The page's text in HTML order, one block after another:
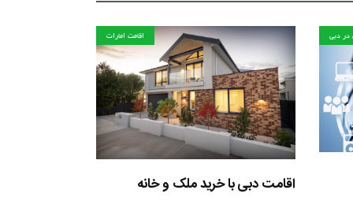
دبی اقامت امارات
اقامت دبی با خرید ملک و خانه